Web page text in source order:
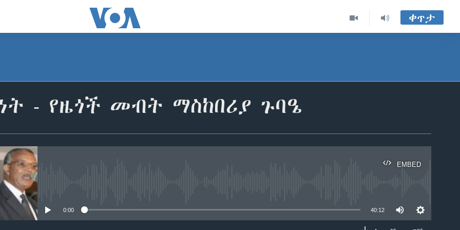
ቀጥታ
- የዜጎች መብት ማስከበሪያ ጉባዔ
EMBED
0:00 40:12